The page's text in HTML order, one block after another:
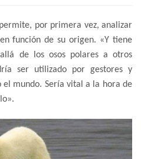
por primera vez, analizar
función de su origen. «Y tiene
de los osos polares a otros
ser utilizado por gestores y
el mundo. Sería vital a la hora de